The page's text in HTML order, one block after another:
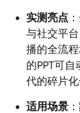
实测亮点
与社交平
播的全流
的PPT可
代的碎片化
适用场景